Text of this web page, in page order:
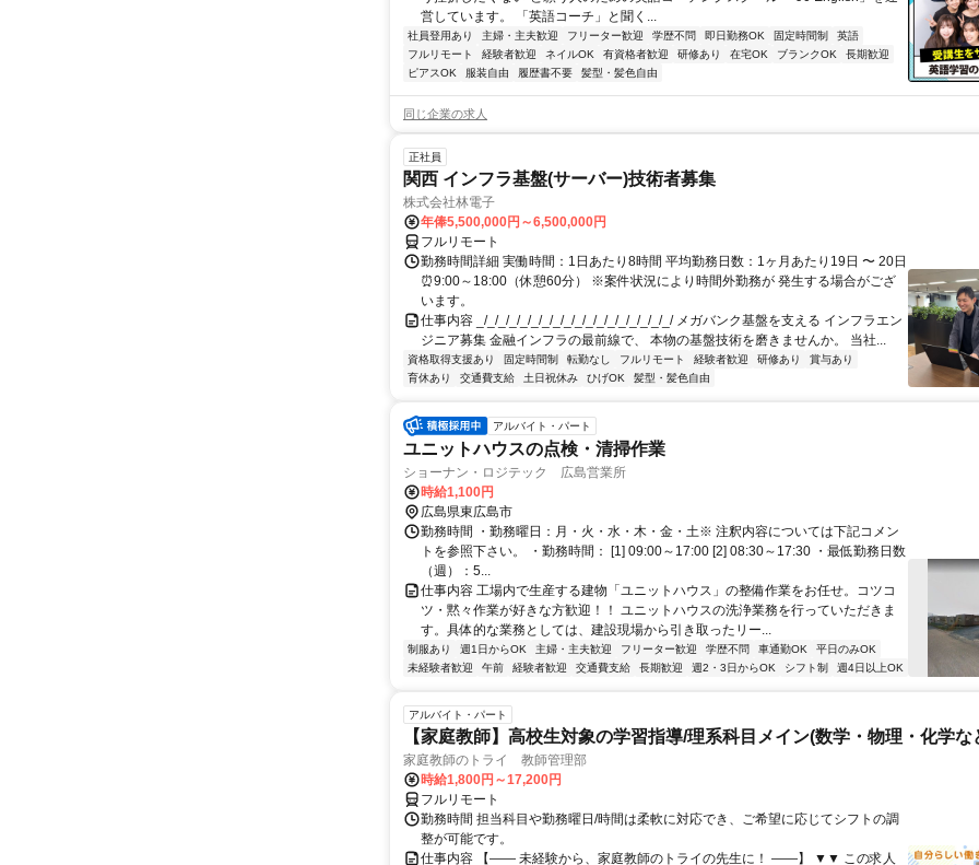
営しています。 「英語コーチ」と聞く...
社員登用あり 主婦・主夫歓迎 フリーター歓迎 学歴不問 即日勤務OK 固定時間制
英語
フルリモート
経験者歓迎 ネイルOK 有資格者歓迎 研修あり 在宅OK ブランクOK
長期歓迎
ピアスOK
服装自由 履歴書不要 髪型・髪色自由
同じ企業の求人
正社員
関西 インフラ基盤(サーバー)技術者募集
株式会社林電子
年俸5,500,000円～6,500,000円
フルリモート
勤務時間詳細 実働時間：1日あたり8時間 平均勤務日数：1ヶ月あたり19日 〜 20日
⏰9:00～18:00（休憩60分） ※案件状況により時間外勤務が 発生する場合がござ
います。
仕事内容 _/_/_/_/_/_/_/_/_/_/_/_/_/_/_/_/_/_/ メガバンク基盤を支える インフラエン
ジニア募集 金融インフラの最前線で、 本物の基盤技術を磨きませんか。 当社...
資格取得支援あり 固定時間制 転勤なし フルリモート 経験者歓迎 研修あり
賞与あり
育休あり
交通費支給 土日祝休み ひげOK 髪型・髪色自由
アルバイト・パート
ユニットハウスの点検・清掃作業
ショーナン・ロジテック 広島営業所
時給1,100円
広島県東広島市
勤務時間 ・勤務曜日：月・火・水・木・金・土※ 注釈内容については下記コメン
トを参照下さい。 ・勤務時間： [1] 09:00～17:00 [2] 08:30～17:30 ・最低勤務日数
（週）：5...
仕事内容 工場内で生産する建物「ユニットハウス」の整備作業をお任せ。コツコ
ツ・黙々作業が好きな方歓迎！！ ユニットハウスの洗浄業務を行っていただきま
す。具体的な業務としては、建設現場から引き取ったリー...
制服あり 週1日からOK 主婦・主夫歓迎 フリーター歓迎 学歴不問 車通勤OK
平日のみOK
未経験者歓迎
午前 経験者歓迎 交通費支給 長期歓迎 週2・3日からOK シフト制 週4日以上OK
アルバイト・パート
【家庭教師】高校生対象の学習指導/理系科目メイン(数学・物理・化学な
家庭教師のトライ 教師管理部
時給1,800円～17,200円
フルリモート
勤務時間 担当科目や勤務曜日/時間は柔軟に対応でき、ご希望に応じてシフトの調
整が可能です。
仕事内容 【―― 未経験から、家庭教師のトライの先生に！ ――】 ▼▼ この求人